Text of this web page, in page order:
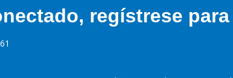
regístrese